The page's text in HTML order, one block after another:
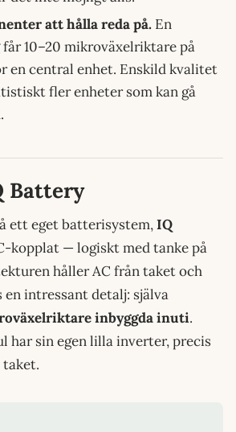
att hålla reda på. En
10–20 mikroväxelriktare på
en central enhet. Enskild kvalitet
fler enheter som kan gå
Battery
ett eget batterisystem,IQ
kopplat — logiskt med tanke på
håller AC från taket och
en intressant detalj: själva
inbyggda inuti.
har sin egen lilla inverter, precis
taket.